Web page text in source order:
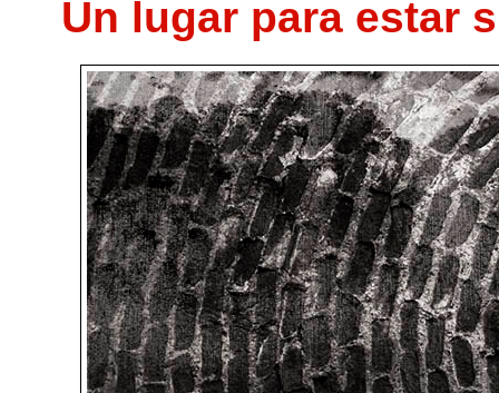
Un lugar para estar